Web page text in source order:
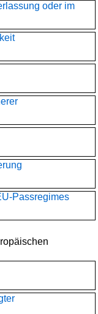
oder im
Passregimes